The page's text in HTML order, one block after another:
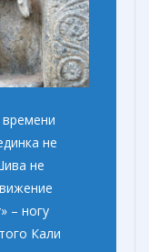
не
не
» – ногу
Кали